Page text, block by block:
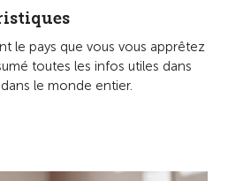
le pays que vous vous apprêtez
toutes les infos utiles dans
le monde entier.